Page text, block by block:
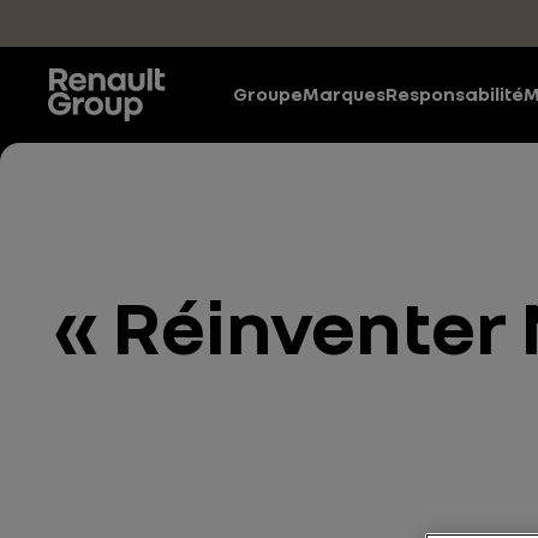
GroupeMarquesResponsabilité
« Réinventer